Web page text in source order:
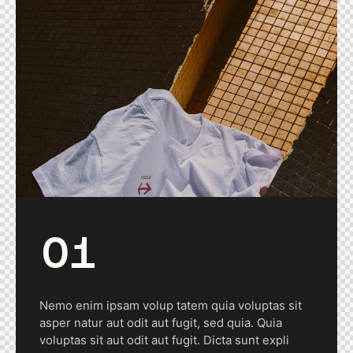
Nemo enim ipsam volup tatem quia voluptas sit
asper natur aut odit aut fugit, sed quia. Quia
voluptas sit aut odit aut fugit. Dicta sunt expli